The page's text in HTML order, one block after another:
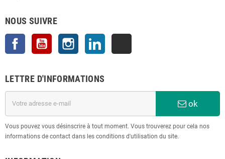
NOUS SUIVRE
Facebook YouTube Instagram
LETTRE D'INFORMATIONS
ok
Vous pouvez vous désinscrire à tout moment. Vous trouverez pour cela nos
informations de contact dans les conditions d'utilisation du site.